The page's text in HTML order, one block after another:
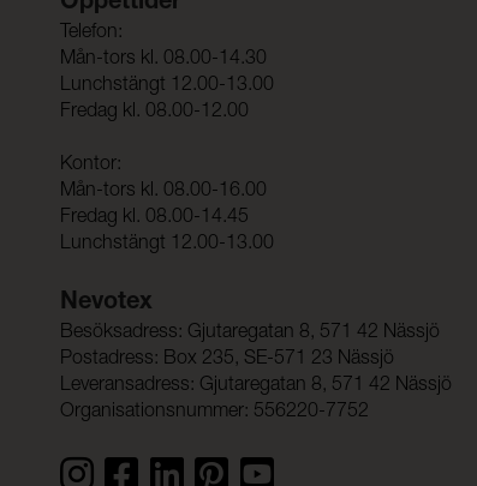
Telefon:
Mån-tors kl. 08.00-14.30
Lunchstängt 12.00-13.00
Fredag kl. 08.00-12.00
Kontor:
Mån-tors kl. 08.00-16.00
Fredag kl. 08.00-14.45
Lunchstängt 12.00-13.00
Nevotex
Besöksadress: Gjutaregatan 8, 571 42 Nässjö
Postadress: Box 235, SE-571 23 Nässjö
Leveransadress: Gjutaregatan 8, 571 42 Nässjö
Organisationsnummer: 556220-7752